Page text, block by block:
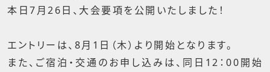
本日7月26日、大会要項を公開いたしました！
エントリーは、8月1日（木）より開始となります。
また、ご宿泊・交通のお申し込みは、同日12：00開始